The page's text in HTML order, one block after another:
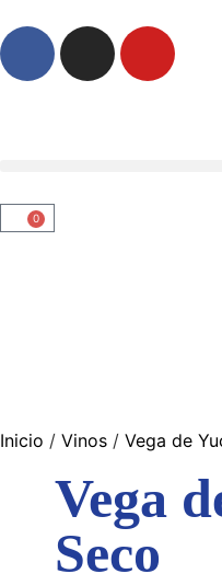
0
Inicio / Vinos / Vega de
Vega
Seco